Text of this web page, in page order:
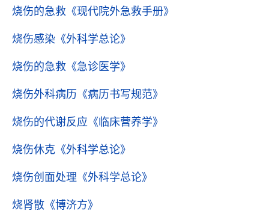
烧伤的急救 《现代院外急救手册》
烧伤感染 《外科学总论》
烧伤的急救 《急诊医学》
烧伤外科病历 《病历书写规范》
烧伤的代谢反应 《临床营养学》
烧伤休克 《外科学总论》
烧伤创面处理 《外科学总论》
烧肾散 《博济方》